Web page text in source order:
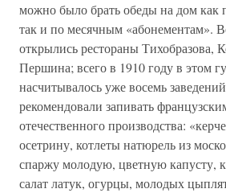
можно было брать обеды на дом как
так и по месячным «абонементам».
открылись рестораны Тихобразова,
Першина; всего в 1910 году в этом
насчитывалось уже восемь
рекомендовали запивать
отечественного производства:
осетрину, котлеты натюрель из
спаржу молодую, цветную капусту,
салат латук, огурцы, молодых